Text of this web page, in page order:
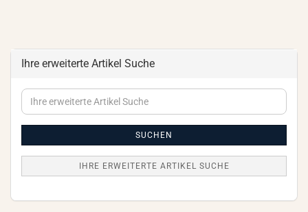
Ihre erweiterte Artikel Suche
Ihre
erweiterte
SUCHEN
IHRE ERWEITERTE ARTIKEL SUCHE